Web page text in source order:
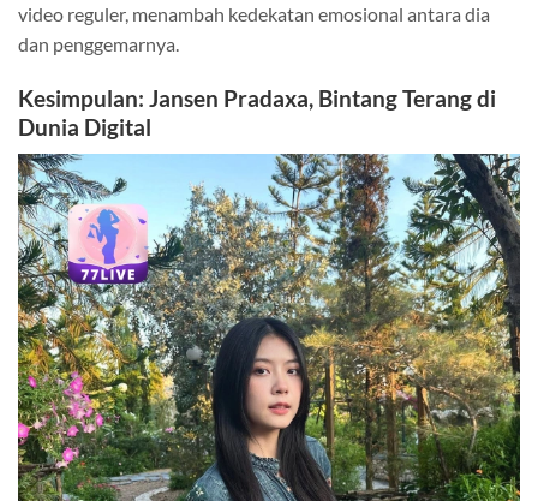
video reguler, menambah kedekatan emosional antara dia
dan penggemarnya.
Kesimpulan: Jansen Pradaxa, Bintang Terang di
Dunia Digital